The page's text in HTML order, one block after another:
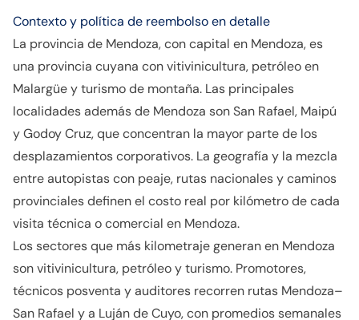
Contexto y política de reembolso en detalle
La provincia de Mendoza, con capital en Mendoza, es
una provincia cuyana con vitivinicultura, petróleo en
Malargüe y turismo de montaña. Las principales
localidades además de Mendoza son San Rafael, Maipú
y Godoy Cruz, que concentran la mayor parte de los
desplazamientos corporativos. La geografía y la mezcla
entre autopistas con peaje, rutas nacionales y caminos
provinciales definen el costo real por kilómetro de cada
visita técnica o comercial en Mendoza.
Los sectores que más kilometraje generan en Mendoza
son vitivinicultura, petróleo y turismo. Promotores,
técnicos posventa y auditores recorren rutas Mendoza–
San Rafael y a Luján de Cuyo, con promedios semanales